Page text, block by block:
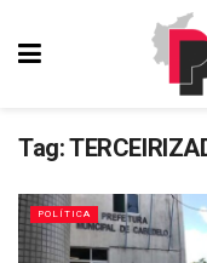
Tag:
POLÍTICA